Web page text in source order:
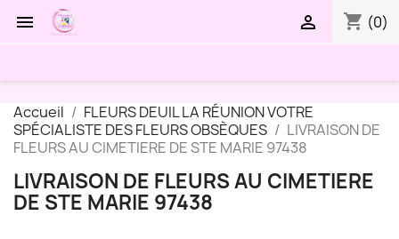
 shopping_cart (0)

Accueil
FLEURS DEUIL LA RÉUNION VOTRE
SPÉCIALISTE DES FLEURS OBSÈQUES
LIVRAISON DE
FLEURS AU CIMETIERE DE STE MARIE 97438
LIVRAISON DE FLEURS AU CIMETIERE
DE STE MARIE 97438